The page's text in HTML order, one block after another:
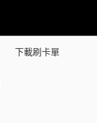
下載刷卡單